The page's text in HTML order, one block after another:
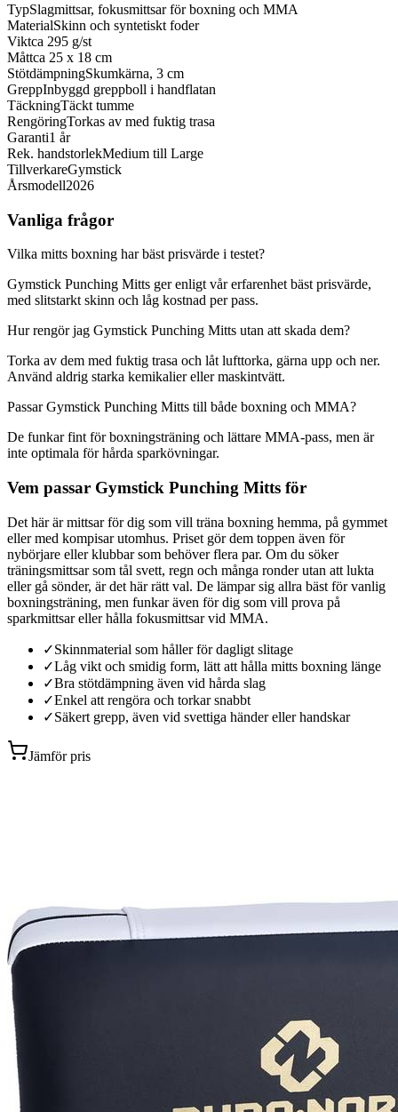
TypSlagmittsar, fokusmittsar för boxning och MMA
MaterialSkinn och syntetiskt foder
Viktca 295 g/st
Måttca 25 x 18 cm
StötdämpningSkumkärna, 3 cm
GreppInbyggd greppboll i handflatan
TäckningTäckt tumme
RengöringTorkas av med fuktig trasa
Garanti1 år
Rek. handstorlekMedium till Large
TillverkareGymstick
Årsmodell2026
Vanliga frågor
Vilka mitts boxning har bäst prisvärde i testet?
Gymstick Punching Mitts ger enligt vår erfarenhet bäst prisvärde,
med slitstarkt skinn och låg kostnad per pass.
Hur rengör jag Gymstick Punching Mitts utan att skada dem?
Torka av dem med fuktig trasa och låt lufttorka, gärna upp och ner.
Använd aldrig starka kemikalier eller maskintvätt.
Passar Gymstick Punching Mitts till både boxning och MMA?
De funkar fint för boxningsträning och lättare MMA-pass, men är
inte optimala för hårda sparkövningar.
Vem passar Gymstick Punching Mitts för
Det här är mittsar för dig som vill träna boxning hemma, på gymmet
eller med kompisar utomhus. Priset gör dem toppen även för
nybörjare eller klubbar som behöver flera par. Om du söker
träningsmittsar som tål svett, regn och många ronder utan att lukta
eller gå sönder, är det här rätt val. De lämpar sig allra bäst för vanlig
boxningsträning, men funkar även för dig som vill prova på
sparkmittsar eller hålla fokusmittsar vid MMA.
✓Skinnmaterial som håller för dagligt slitage
✓Låg vikt och smidig form, lätt att hålla mitts boxning länge
✓Bra stötdämpning även vid hårda slag
✓Enkel att rengöra och torkar snabbt
✓Säkert grepp, även vid svettiga händer eller handskar
Jämför pris